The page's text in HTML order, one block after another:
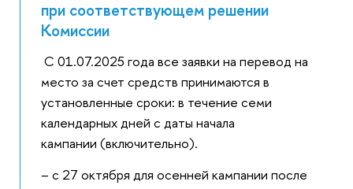
при соответствующем решении
Комиссии
С 01.07.2025 года все заявки на перевод на
место за счет средств принимаются в
установленные сроки: в течение семи
календарных дней с даты начала
кампании (включительно).
– с 27 октября для осенней кампании после